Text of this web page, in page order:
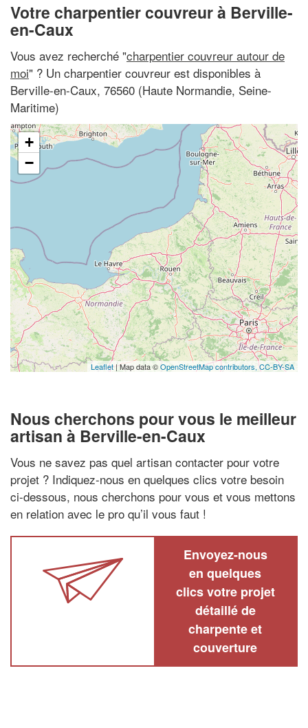
Votre charpentier couvreur à Berville-
en-Caux
Vous avez recherché "charpentier couvreur autour de
moi" ? Un charpentier couvreur est disponibles à
Berville-en-Caux, 76560 (Haute Normandie, Seine-
Maritime)
+
−
Leaflet| Map data ©OpenStreetMap contributors,CC-BY-SA
Nous cherchons pour vous le meilleur
artisan à Berville-en-Caux
Vous ne savez pas quel artisan contacter pour votre
projet ? Indiquez-nous en quelques clics votre besoin
ci-dessous, nous cherchons pour vous et vous mettons
en relation avec le pro qu’il vous faut !
Envoyez-nous
en quelques
clics votre projet
détaillé de
charpente et
couverture